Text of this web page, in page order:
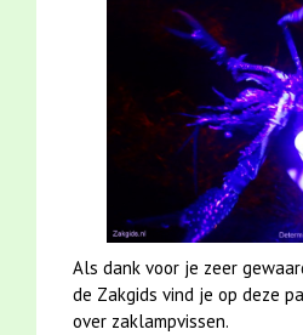
Als dank voor je zeer
de Zakgids vind je op deze
over zaklampvissen.